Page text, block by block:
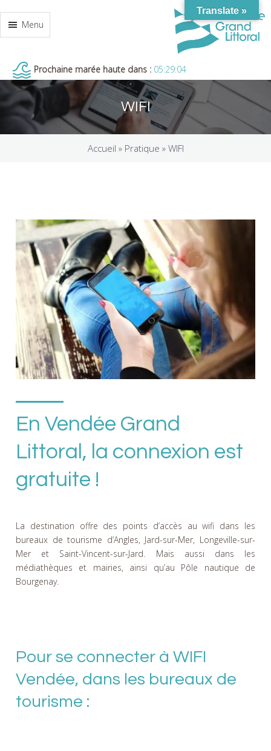
Menu
Prochaine marée haute dans : 05:29:04
WIFI
Accueil » Pratique » WIFI
En Vendée Grand
Littoral, la connexion est
gratuite !
La destination offre des points d’accès au wifi dans les
bureaux de tourisme d’Angles, Jard-sur-Mer, Longeville-sur-
Mer et Saint-Vincent-sur-Jard. Mais aussi dans les
médiathèques et mairies, ainsi qu’au Pôle nautique de
Bourgenay.
Pour se connecter à WIFI
Vendée, dans les bureaux de
tourisme :
Translate »